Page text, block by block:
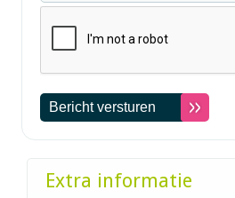
Extra informatie